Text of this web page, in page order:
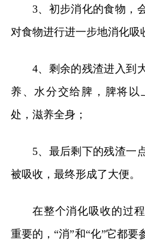
3、初步消化的食物，
对食物进行进一步地消化吸
4、剩余的残渣进入到
养、水分交给脾，脾将以
处，滋养全身；
5、最后剩下的残渣一
被吸收，最终形成了大便。
在整个消化吸收的过
重要的，“消”和“化”它都